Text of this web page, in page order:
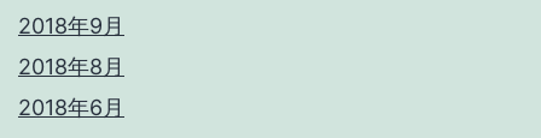
2018年9月
2018年8月
2018年6月